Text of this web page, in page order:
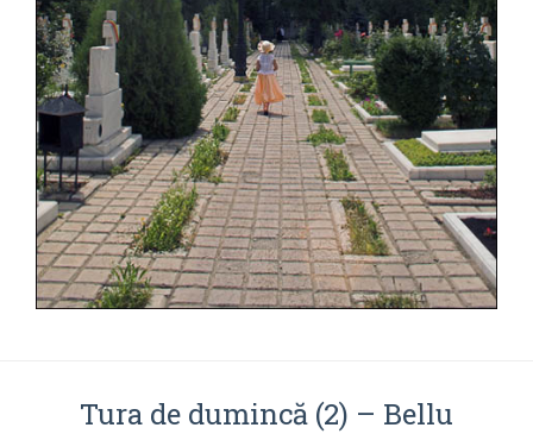
Tura de dumincă (2) – Bellu